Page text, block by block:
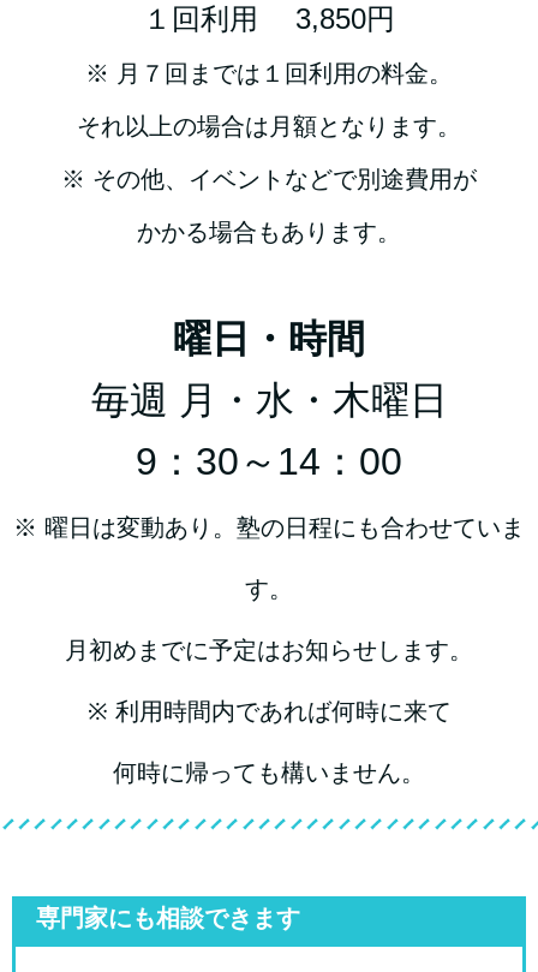
１回利用 3,850円
※ 月７回までは１回利用の料金。
それ以上の場合は月額となります。
※ その他、イベントなどで別途費用が
かかる場合もあります。
曜日・時間
毎週 月・水・木曜日
9：30～14：00
※ 曜日は変動あり。塾の日程にも合わせていま
す。
月初めまでに予定はお知らせします。
※ 利用時間内であれば何時に来て
何時に帰っても構いません。
専門家にも相談できます